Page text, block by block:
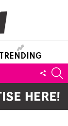
TRENDING